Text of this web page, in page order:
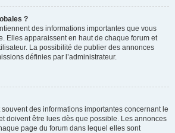
?
des informations importantes que vous
Elles apparaissent en haut de chaque forum et
La possibilité de publier des annonces
définies par l’administrateur.
des informations importantes concernant le
doivent être lues dès que possible. Les annonces
page du forum dans lequel elles sont